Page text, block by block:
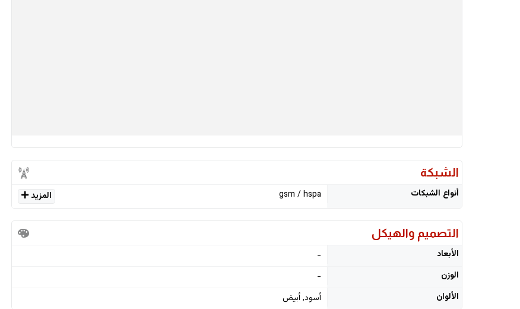
الشبكة
أنواع الشبكات
gsm / hspa المزيد
التصميم والهيكل
الأبعاد
-
الوزن
-
الألوان
أسود, أبيض